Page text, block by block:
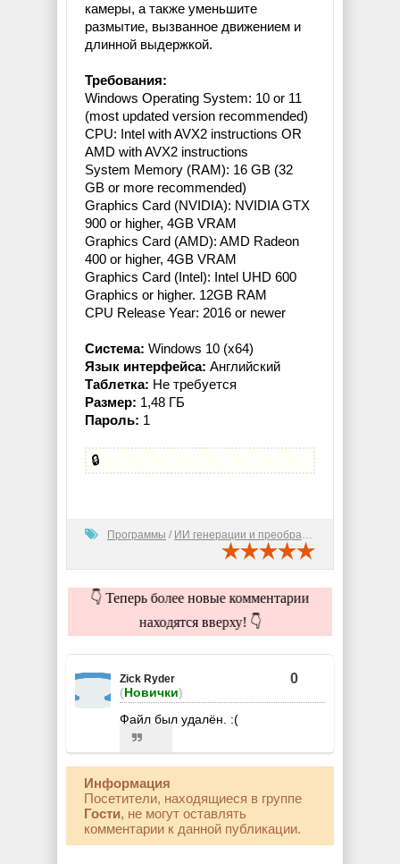
камеры, а также уменьшите
размытие, вызванное движением и
длинной выдержкой.
Требования:
Windows Operating System: 10 or 11
(most updated version recommended)
CPU: Intel with AVX2 instructions OR
AMD with AVX2 instructions
System Memory (RAM): 16 GB (32
GB or more recommended)
Graphics Card (NVIDIA): NVIDIA GTX
900 or higher, 4GB VRAM
Graphics Card (AMD): AMD Radeon
400 or higher, 4GB VRAM
Graphics Card (Intel): Intel UHD 600
Graphics or higher. 12GB RAM
CPU Release Year: 2016 or newer
Система: Windows 10 (x64)
Язык интерфейса: Английский
Таблетка: Не требуется
Размер: 1,48 ГБ
Пароль: 1
🔒
Программы / ИИ генерации и преобразования
👇 Теперь более новые комментарии
находятся вверху! 👇
Zick Ryder
(Новички)
0
Файл был удалён. :(
Информация
Посетители, находящиеся в группе
Гости, не могут оставлять
комментарии к данной публикации.